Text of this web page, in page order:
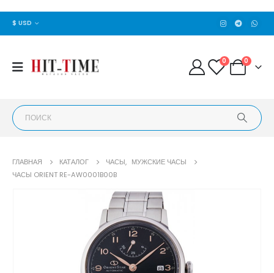
$ USD
0 0
ГЛАВНАЯ КАТАЛОГ ЧАСЫ, МУЖСКИЕ ЧАСЫ
ЧАСЫ ORIENT RE-AW0001B00B